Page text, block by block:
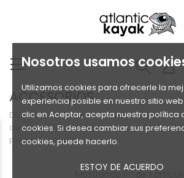
Nosotros usamos
Utilizamos cookies para ofrecerle la
experiencia posible en nuestro sitio
clic en Aceptar, acepta nuestra política
cookies. Si desea cambiar sus
cookies, puede hacerlo.
ESTOY DE ACUERDO
ACCESORIOS
Descubre los mejores accesorios para tus
desde fundas de transporte con ruedas
para fijar al suelo.